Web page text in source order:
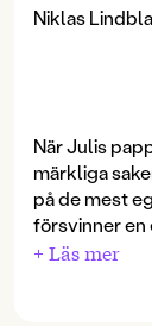
Niklas
När Julis
märkliga
på de mest
försvinner en
slår plötsligt
+ Läs mer